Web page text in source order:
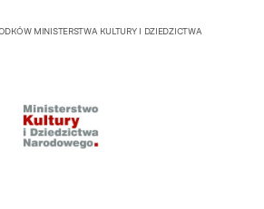
MINISTERSTWA KULTURY I DZIEDZICTWA